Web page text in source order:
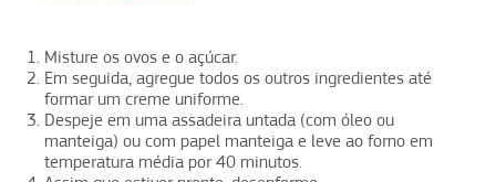
Misture os ovos e o açúcar.
Em seguida, agregue todos os outros ingredientes até
formar um creme uniforme.
Despeje em uma assadeira untada (com óleo ou
manteiga) ou com papel manteiga e leve ao forno em
temperatura média por 40 minutos.